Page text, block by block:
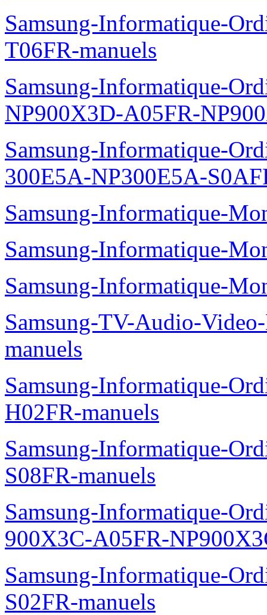
Samsung-Informatique-
T06FR-manuels
Samsung-Informatique-
NP900X3D-A05FR-
Samsung-Informatique-
300E5A-NP300E5A-
Samsung-Informatique-
Samsung-Informatique-
Samsung-Informatique-
Samsung-TV-Audio-
manuels
Samsung-Informatique-
H02FR-manuels
Samsung-Informatique-
S08FR-manuels
Samsung-Informatique-
900X3C-A05FR-
Samsung-Informatique-
S02FR-manuels